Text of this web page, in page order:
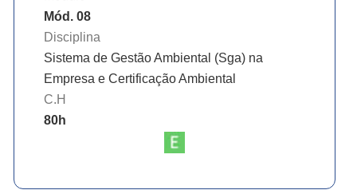
Mód. 08
Disciplina
Sistema de Gestão Ambiental (Sga) na
Empresa e Certificação Ambiental
C.H
80h